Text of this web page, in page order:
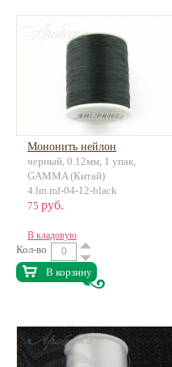
Натуральные камни
Каталог
Новинки!
О магазине
Мононить нейлон
черный, 0.12мм, 1 упак,
GAMMA (Китай)
4.lm.mf-04-12-black
75 руб.
В кладовую
Кол-во
В корзину